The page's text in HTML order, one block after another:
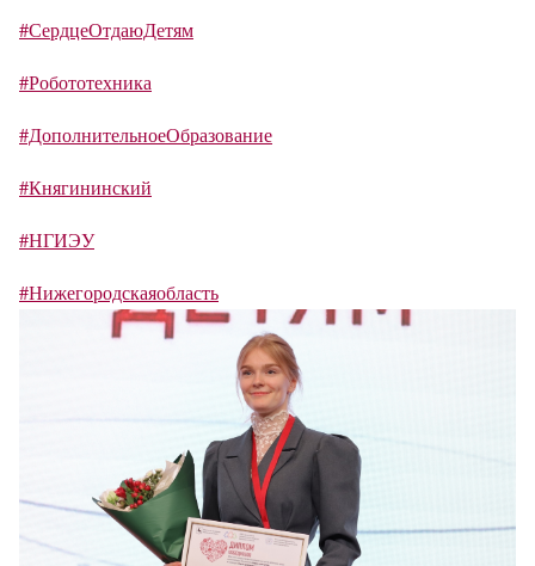
#СердцеОтдаюДетям
#Робототехника
#ДополнительноеОбразование
#Княгининский
#НГИЭУ
#Нижегородскаяобласть